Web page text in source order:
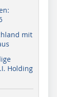
mit
Holding